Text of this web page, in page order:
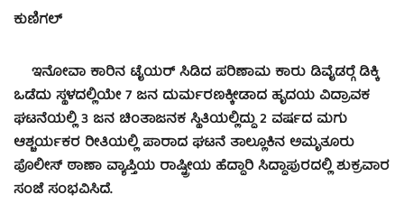
ಕುಣಿಗಲ್
ಇನೋವಾ ಕಾರಿನ ಟೈಯರ್ ಸಿಡಿದ ಪರಿಣಾಮ ಕಾರು ಡಿವೈಡರ್‍ಗೆ ಡಿಕ್ಕಿ
ಒಡೆದು ಸ್ಥಳದಲ್ಲಿಯೇ 7 ಜನ ದುರ್ಮರಣಕ್ಕೀಡಾದ ಹೃದಯ ವಿದ್ರಾವಕ
ಘಟನೆಯಲ್ಲಿ 3 ಜನ ಚಿಂತಾಜನಕ ಸ್ಥಿತಿಯಲ್ಲಿದ್ದು 2 ವರ್ಷದ ಮಗು
ಆಶ್ಚರ್ಯಕರ ರೀತಿಯಲ್ಲಿ ಪಾರಾದ ಘಟನೆ ತಾಲ್ಲೂಕಿನ ಅಮೃತೂರು
ಪೊಲೀಸ್ ಠಾಣಾ ವ್ಯಾಪ್ತಿಯ ರಾಷ್ಟ್ರೀಯ ಹೆದ್ದಾರಿ ಸಿದ್ದಾಪುರದಲ್ಲಿ ಶುಕ್ರವಾರ
ಸಂಜೆ ಸಂಭವಿಸಿದೆ.